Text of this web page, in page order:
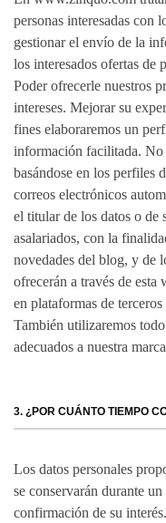
personas interesadas con
gestionar el envío de la
los interesados ofertas de
Poder ofrecerle nuestros
intereses. Mejorar su
fines elaboraremos un
información facilitada. No
basándose en los perfiles
correos electrónicos
el titular de los datos o de
asalariados, con la
novedades del blog, y de
ofrecerán a través de esta
en plataformas de
También utilizaremos
adecuados a nuestra
3. ¿POR CUÁNTO TIEMPO
Los datos personales
se conservarán durante
confirmación de su